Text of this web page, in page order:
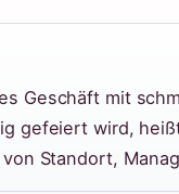
Geschäft mit
gefeiert wird,
Standort,